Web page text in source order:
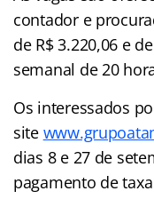
contador e
de R$ 3.220,06 e
semanal de 20
Os interessados
site
dias 8 e 27 de
pagamento de